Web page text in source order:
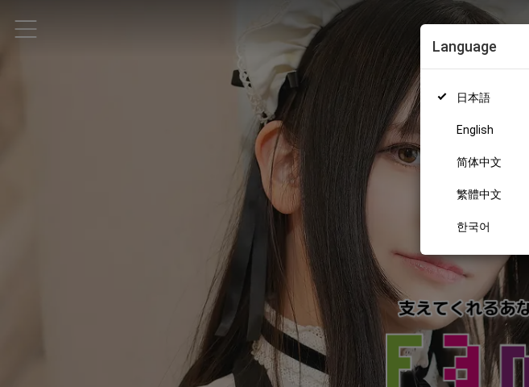
Language
日本語
English
简体中文
繁體中文
한국어